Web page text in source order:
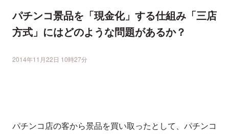
パチンコ景品を「現金化」する仕組み「三店
方式」にはどのような問題があるか？
2014年11月22日 10時27分
パチンコ店の客から景品を買い取ったとして、パチンコ